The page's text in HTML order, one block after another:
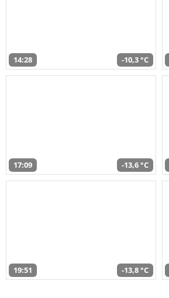
14:28 -10,3 °C
17:09 -13,6 °C
19:51 -13,8 °C